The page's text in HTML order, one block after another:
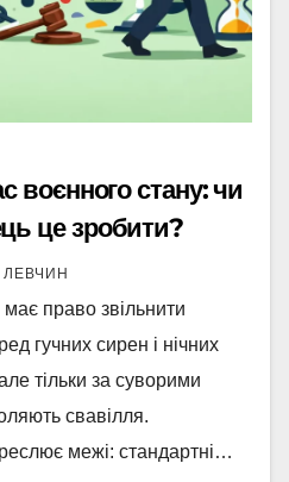
воєнного стану: чи
це зробити?
право звільнити
гучних сирен і нічних
тільки за суворими
свавілля.
межі: стандартні…